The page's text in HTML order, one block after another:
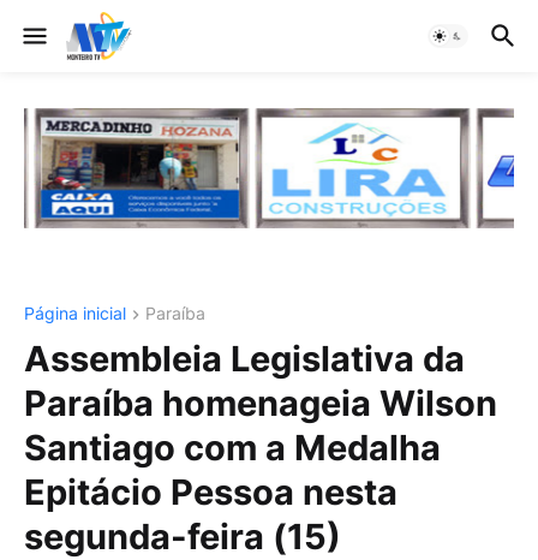
Página inicial Paraíba
Assembleia Legislativa da
Paraíba homenageia Wilson
Santiago com a Medalha
Epitácio Pessoa nesta
segunda-feira (15)